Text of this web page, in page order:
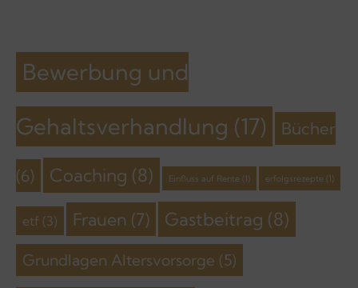
Bewerbung und
Gehaltsverhandlung (17) Bücher
(6) Coaching (8) Einfluss auf Rente (1) erfolgsrezepte (1)
etf (3) Frauen (7) Gastbeitrag (8)
Grundlagen Altersvorsorge (5)